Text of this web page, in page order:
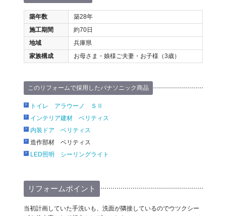
築年数
築28年
施工期間
約70日
地域
兵庫県
家族構成
お母さま・娘様ご夫妻・お子様（3歳）
このリフォームで採用したパナソニック商品
トイレ アラウーノ ＳⅡ
インテリア建材 ベリティス
内装ドア ベリティス
造作部材 ベリティス
LED照明 シーリングライト
リフォームポイント
当初計画していた手洗いも、洗面が隣接しているのでウツクシー